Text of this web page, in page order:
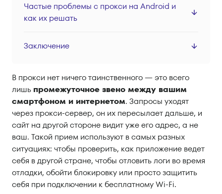
Частые проблемы с прокси на Android и
как их решать
Заключение
В прокси нет ничего таинственного — это всего
лишь промежуточное звено между вашим
смартфоном и интернетом. Запросы уходят
через прокси-сервер, он их пересылает дальше, и
сайт на другой стороне видит уже его адрес, а не
ваш. Такой прием используют в самых разных
ситуациях: чтобы проверить, как приложение ведет
себя в другой стране, чтобы отловить логи во время
отладки, обойти блокировку или просто защитить
себя при подключении к бесплатному Wi-Fi.